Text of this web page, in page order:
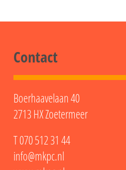
Contact
Boerhaavelaan 40
2713 HX Zoetermeer
T070 512 31 44
info@mkpc.nl